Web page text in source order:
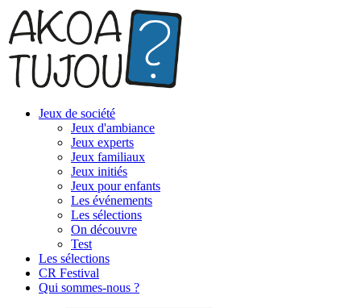
Jeux de société
Jeux d'ambiance
Jeux experts
Jeux familiaux
Jeux initiés
Jeux pour enfants
Les événements
Les sélections
On découvre
Test
Les sélections
CR Festival
Qui sommes-nous ?